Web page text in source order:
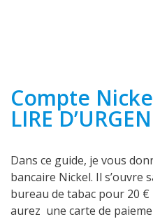
Compte
LIRE
Dans ce guide, je vous
bancaire Nickel. Il s’ouvre
bureau de tabac pour 20 €
aurez une carte de